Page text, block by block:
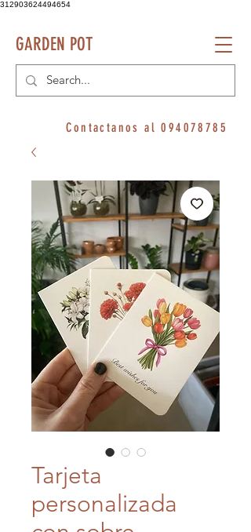
312903624494654
GARDEN POT
Contactanos al094078785
Tarjeta
personalizada